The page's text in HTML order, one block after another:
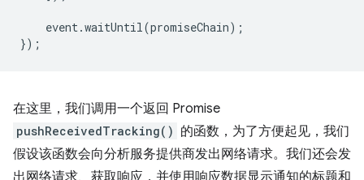
event.waitUntil(promiseChain);
});
在这里，我们调用一个返回 Promise
pushReceivedTracking() 的函数，为了方便起见，我们
假设该函数会向分析服务提供商发出网络请求。我们还会发
出网络请求、获取响应，并使用响应数据显示通知的标题和